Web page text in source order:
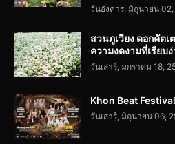
วันอังคาร, มิถุนายน 02,
สวนภูเวียง ดอกคัต
ความงดงามที่เรียบ
วันเสาร์, มกราคม 18,
Khon Beat
วันเสาร์, มิถุนายน 06,